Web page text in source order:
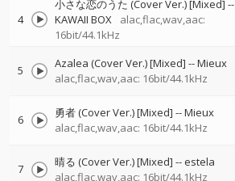
4
小さな恋のうた (Cover Ver.) [Mixed] --
KAWAII BOX
alac,flac,wav,aac:
16bit/44.1kHz
5 Azalea (Cover Ver.) [Mixed] --Mieux
alac,flac,wav,aac: 16bit/44.1kHz
6 勇者 (Cover Ver.) [Mixed] --Mieux
alac,flac,wav,aac: 16bit/44.1kHz
7 晴る (Cover Ver.) [Mixed] --estela
alac,flac,wav,aac: 16bit/44.1kHz